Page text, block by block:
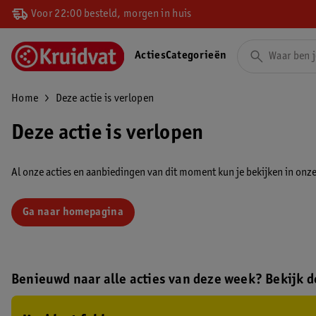
Voor 22:00 besteld, morgen in huis
ActiesCategorieën
Home Deze actie is verlopen
Deze actie is verlopen
Al onze acties en aanbiedingen van dit moment kun je bekijken in
Ga naar homepagina
Benieuwd naar alle acties van deze week? Bekijk